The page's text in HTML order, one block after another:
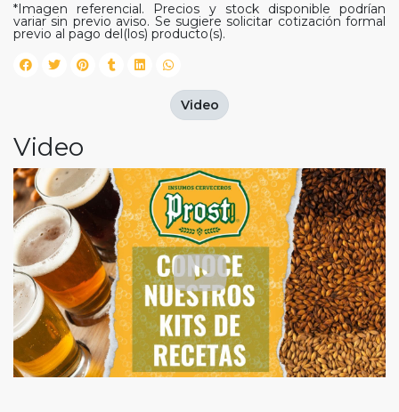
*Imagen referencial. Precios y stock disponible podrían
variar sin previo aviso. Se sugiere solicitar cotización formal
previo al pago del(los) producto(s).
Video
Video